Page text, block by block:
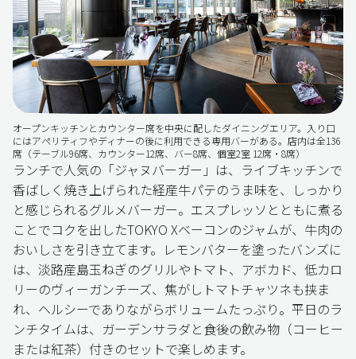
オープンキッチンとカウンター席を中央に配したダイニングエリア。入り口
にはアペリティフやディナーの後に利用できる専用バーがある。店内は全136
席（テーブル96席、カウンター12席、バー8席、個室2室 12席・8席）
ランチで人気の「ジャヌバーガー」は、ライブキッチンで
香ばしく焼き上げられた経産牛パテのうま味を、しっかり
と感じられるグルメバーガー。エスプレッソとともに煮る
ことでコクを出したTOKYO Xベーコンのジャムが、牛肉の
おいしさを引き立てます。レモンバターを塗ったバンズに
は、淡路産島玉ねぎのグリルやトマト、アボカド、低カロ
リーのヴィーガンチーズ、焦がしトマトチャツネも挟ま
れ、ヘルシーでありながらボリュームたっぷり。平日のラ
ンチタイムは、ガーデンサラダと食後の飲み物（コーヒー
または紅茶）付きのセットで楽しめます。